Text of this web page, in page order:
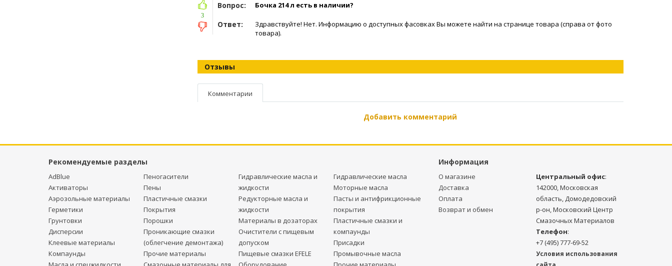
Вопрос: Бочка 214 л есть в наличии?
Ответ:
Здравствуйте! Нет. Информацию о доступных фасовках Вы можете найти на странице товара (справа от фото
товара).
3
Отзывы
Комментарии
Добавить комментарий
Рекомендуемые разделы Информация
AdBlue
Активаторы
Аэрозольные материалы
Герметики
Грунтовки
Дисперсии
Клеевые материалы
Компаунды
Пеногасители
Пены
Пластичные смазки
Покрытия
Порошки
Проникающие смазки
(облегчение демонтажа)
Прочие материалы
Гидравлические масла и
жидкости
Редукторные масла и
жидкости
Материалы в дозаторах
Очистители с пищевым
допуском
Пищевые смазки EFELE
Гидравлические масла
Моторные масла
Пасты и антифрикционные
покрытия
Пластичные смазки и
компаунды
Присадки
Промывочные масла
О магазине
Доставка
Оплата
Возврат и обмен
Центральный офис:
142000, Московская
область, Домодедовский
р-он, Московский Центр
Смазочных Материалов
Телефон:
+7 (495) 777-69-52
Условия использования